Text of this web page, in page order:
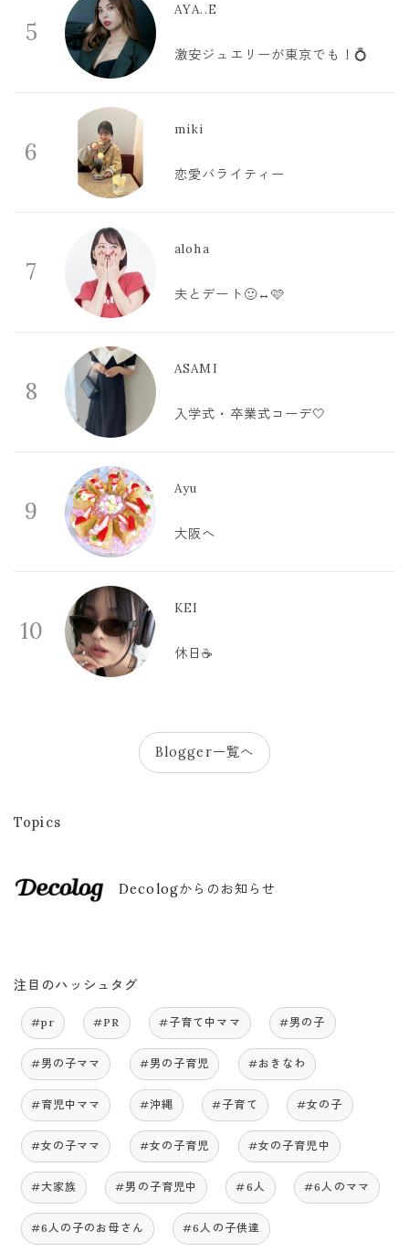
5
AYA..E
激安ジュエリーが東京でも！💍
6
miki
恋愛バライティー
7
aloha
夫とデート🙂‍↔️🩷
8
ASAMI
入学式・卒業式コーデ🤍
9
Ayu
大阪へ
10
KEI
休日☕️
Blogger一覧へ
Topics
Decologからのお知らせ
注目のハッシュタグ
#pr #PR #子育て中ママ #男の子
#男の子ママ #男の子育児 #おきなわ
#育児中ママ #沖縄 #子育て #女の子
#女の子ママ #女の子育児 #女の子育児中
#大家族 #男の子育児中 #6人 #6人のママ
#6人の子のお母さん #6人の子供達